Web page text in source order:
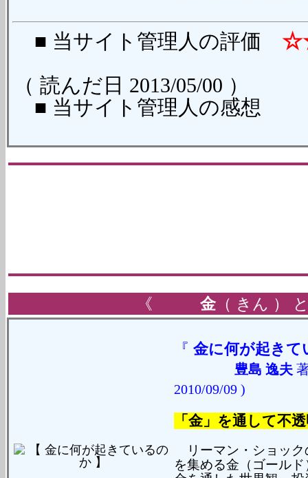
■ 当サイト管理人の評価
（ 読んだ日 2013/05/00 ）
■ 当サイト管理人の感想
《 金（ きん ）
『 金に何が起きて
豊島 逸夫
2010/09/09 )
「金」を通して不
リーマン・ショック
を集める金（ゴールド